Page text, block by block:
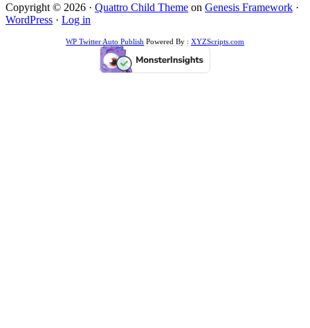
Copyright © 2026 · Quattro Child Theme on Genesis Framework ·
WordPress · Log in
WP Twitter Auto Publish Powered By : XYZScripts.com